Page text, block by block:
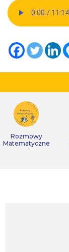
Rozmowy
Matematyczne